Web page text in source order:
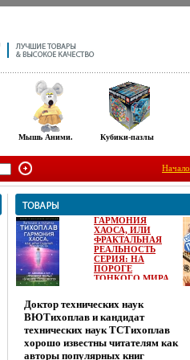
Мышь Аними. Кубики-пазлы
Начало
ГАРМОНИЯ
ХАОСА, ИЛИ
ФРАКТАЛЬНАЯ
РЕАЛЬНОСТЬ
СЕРИЯ: НА
ПОРОГЕ
ТОНКОГО МИРА
Доктор технических наук
ВЮТихоплав и кандидат
технических наук ТСТихоплав
хорошо известны читателям как
авторы популярных книг